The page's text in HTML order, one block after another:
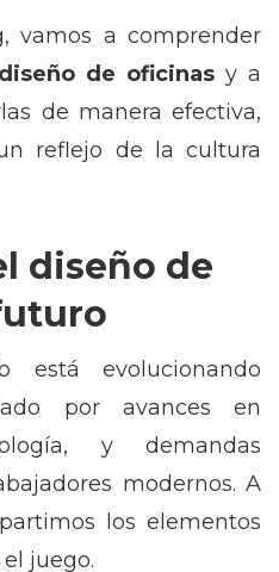
vamos a comprender
diseño de oficinas y a
de manera efectiva,
reflejo de la cultura
diseño de
evolucionando
por avances en
y demandas
modernos. A
los elementos
juego.